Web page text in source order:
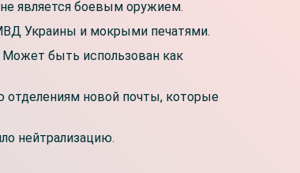
является боевым оружием.
Украины и мокрыми печатями.
Может быть использован как
отделениям новой почты, которые
нейтрализацию.